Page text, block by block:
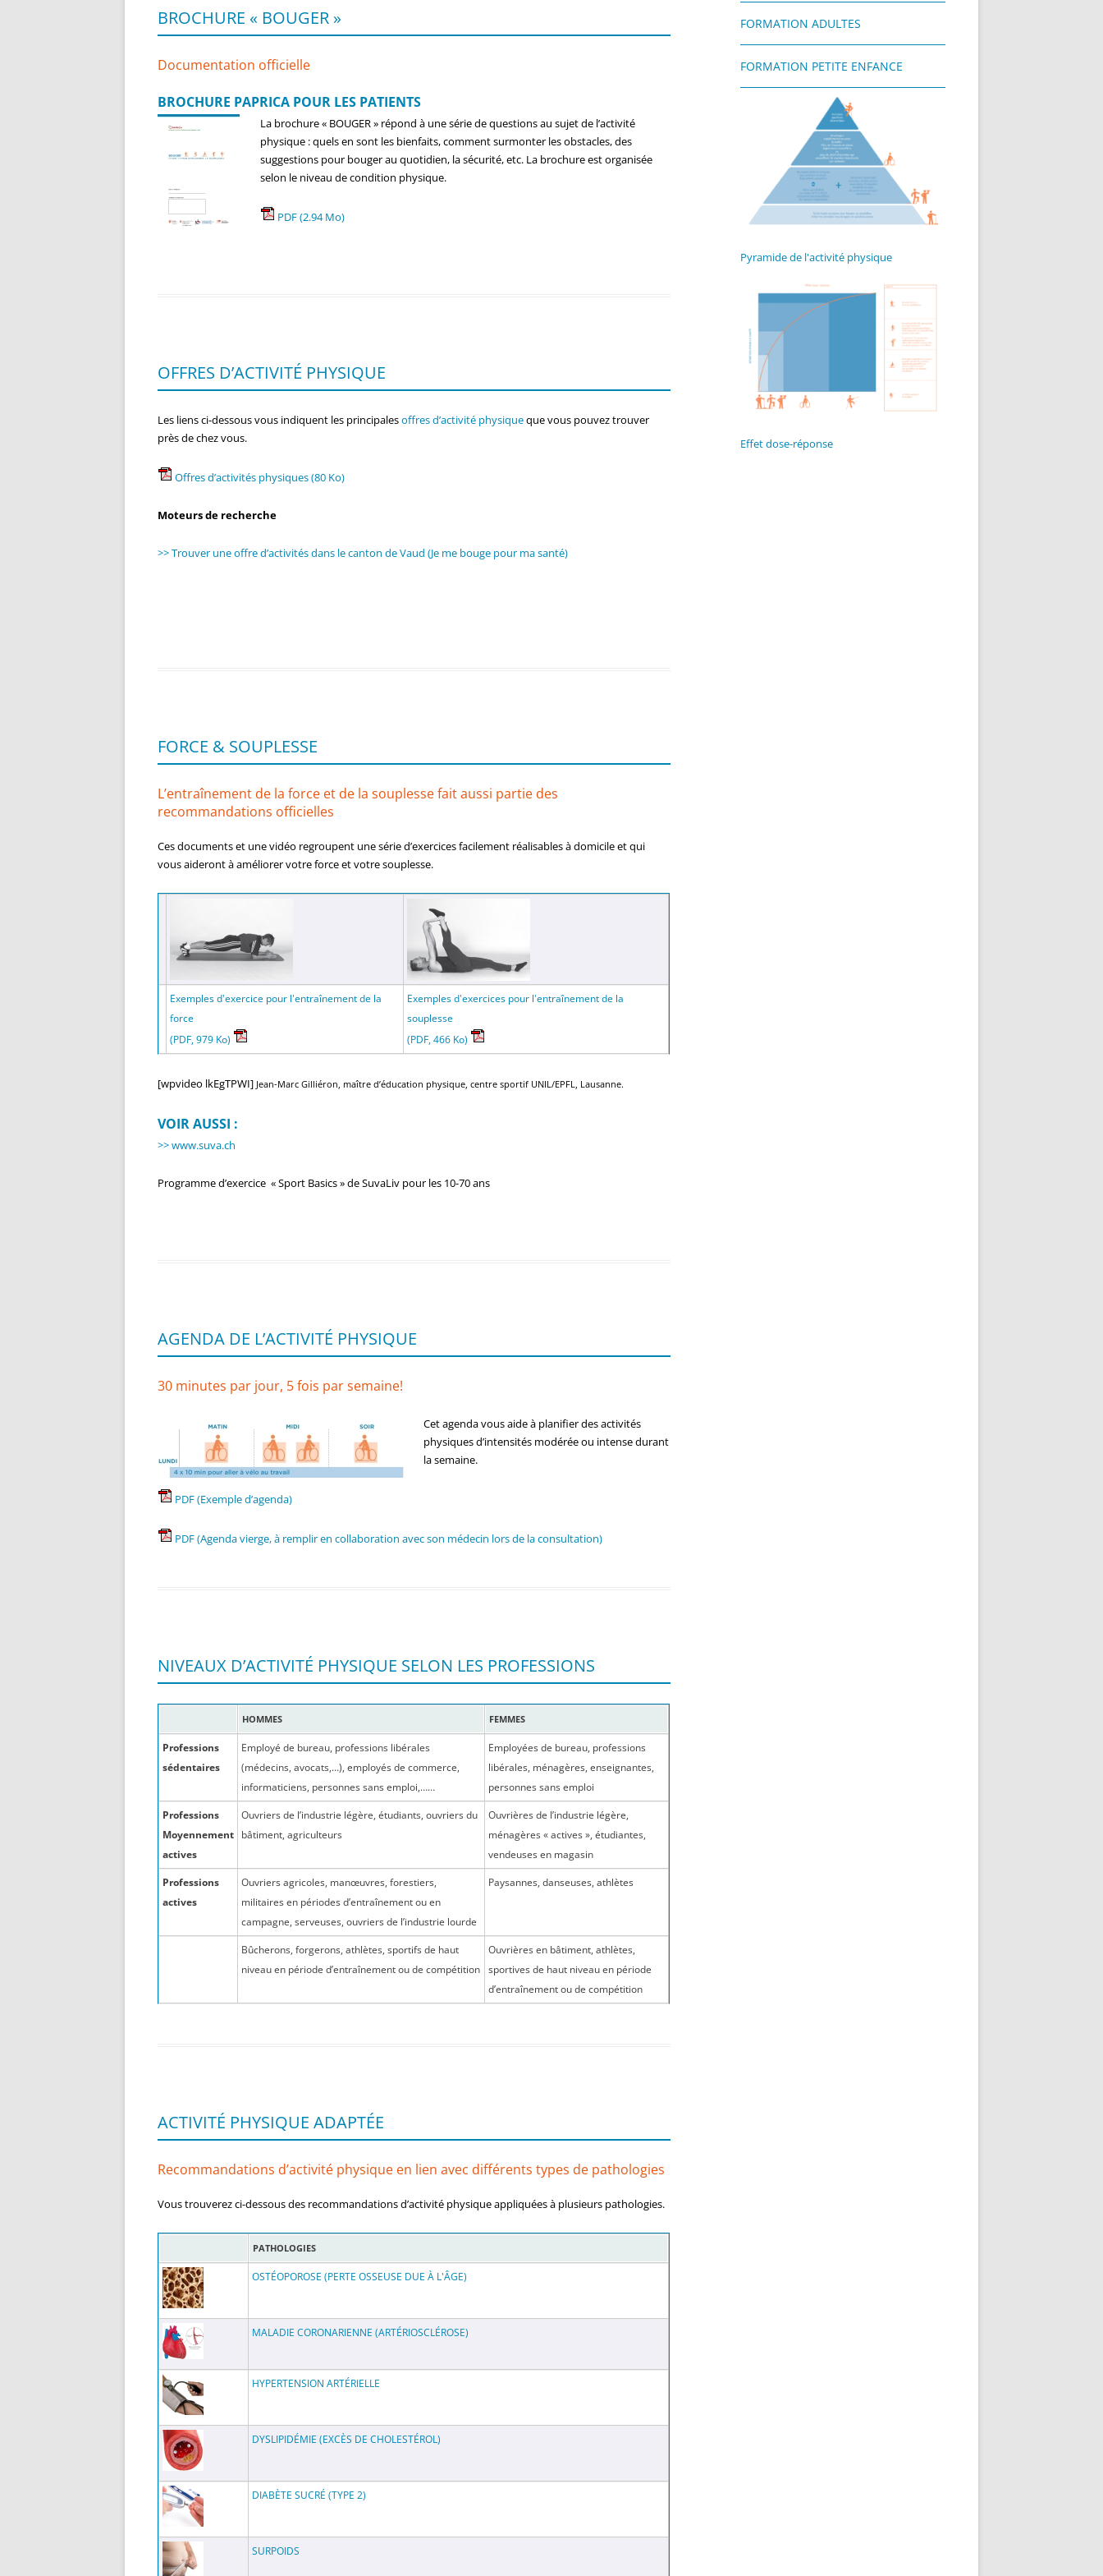
BROCHURE « BOUGER »
Documentation officielle
BROCHURE PAPRICA POUR LES PATIENTS
La brochure « BOUGER » répond à une série de questions au sujet de l’activité
physique : quels en sont les bienfaits, comment surmonter les obstacles, des
suggestions pour bouger au quotidien, la sécurité, etc. La brochure est organisée
selon le niveau de condition physique.
PDF (2.94 Mo)
OFFRES D’ACTIVITÉ PHYSIQUE
Les liens ci-dessous vous indiquent les principalesoffres d’activité physiqueque vous pouvez trouver
près de chez vous.
Offres d’activités physiques (80 Ko)
Moteurs de recherche
>> Trouver une offre d’activités dans le canton de Vaud (Je me bouge pour ma santé)
FORCE & SOUPLESSE
L’entraînement de la force et de la souplesse fait aussi partie des
recommandations officielles
Ces documents et une vidéo regroupent une série d’exercices facilement réalisables à domicile et qui
vous aideront à améliorer votre force et votre souplesse.
Exemples d'exercice pour l'entraînement de la
force
(PDF, 979 Ko)
Exemples d'exercices pour l'entraînement de la
souplesse
(PDF, 466 Ko)
[wpvideo lkEgTPWI] Jean-Marc Gilliéron, maître d’éducation physique, centre sportif UNIL/EPFL, Lausanne.
VOIR AUSSI :
>> www.suva.ch
Programme d’exercice « Sport Basics » de SuvaLiv pour les 10-70 ans
AGENDA DE L’ACTIVITÉ PHYSIQUE
30 minutes par jour, 5 fois par semaine!
Cet agenda vous aide à planifier des activités
physiques d’intensités modérée ou intense durant
la semaine.
PDF (Exemple d’agenda)
PDF (Agenda vierge, à remplir en collaboration avec son médecin lors de la consultation)
NIVEAUX D’ACTIVITÉ PHYSIQUE SELON LES PROFESSIONS
HOMMES FEMMES
Professions
sédentaires
Employé de bureau, professions libérales
(médecins, avocats,…), employés de commerce,
informaticiens, personnes sans emploi,……
Employées de bureau, professions
libérales, ménagères, enseignantes,
personnes sans emploi
Professions
Moyennement
actives
Ouvriers de l’industrie légère, étudiants, ouvriers du
bâtiment, agriculteurs
Ouvrières de l’industrie légère,
ménagères « actives », étudiantes,
vendeuses en magasin
Professions
actives
Ouvriers agricoles, manœuvres, forestiers,
militaires en périodes d’entraînement ou en
campagne, serveuses, ouvriers de l’industrie lourde
Paysannes, danseuses, athlètes
Bûcherons, forgerons, athlètes, sportifs de haut
niveau en période d’entraînement ou de compétition
Ouvrières en bâtiment, athlètes,
sportives de haut niveau en période
d’entraînement ou de compétition
ACTIVITÉ PHYSIQUE ADAPTÉE
Recommandations d’activité physique en lien avec différents types de pathologies
Vous trouverez ci-dessous des recommandations d’activité physique appliquées à plusieurs pathologies.
PATHOLOGIES
OSTÉOPOROSE (PERTE OSSEUSE DUE À L'ÂGE)
MALADIE CORONARIENNE (ARTÉRIOSCLÉROSE)
HYPERTENSION ARTÉRIELLE
DYSLIPIDÉMIE (EXCÈS DE CHOLESTÉROL)
DIABÈTE SUCRÉ (TYPE 2)
SURPOIDS
FORMATION ADULTES
FORMATION PETITE ENFANCE
Pyramide de l'activité physique
Effet dose-réponse